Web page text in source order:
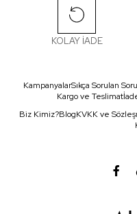
KOLAY İADE
KampanyalarSıkça Sorulan
Kargo ve Teslimat
Biz Kimiz?BlogKVKK ve